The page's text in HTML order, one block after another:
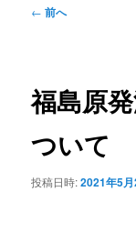
投
ゲ
ー
ョ
ン
← 前へ
福島原
ついて
投稿日時:2021年5